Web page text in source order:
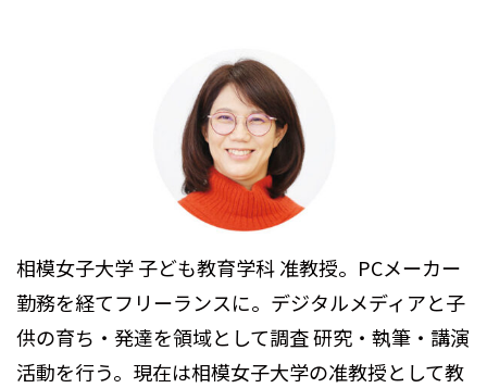
相模女子大学 子ども教育学科 准教授。PCメーカー
勤務を経てフリーランスに。デジタルメディアと子
供の育ち・発達を領域として調査 研究・執筆・講演
活動を行う。現在は相模女子大学の准教授として教